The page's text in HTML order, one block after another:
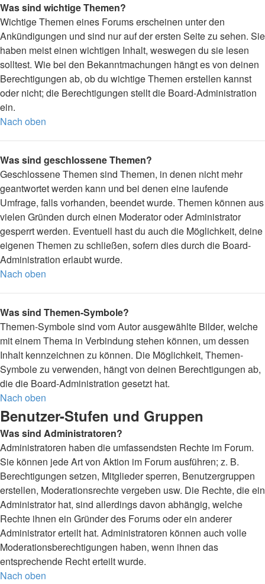
Was sind wichtige Themen?
Wichtige Themen eines Forums erscheinen unter den
Ankündigungen und sind nur auf der ersten Seite zu sehen. Sie
haben meist einen wichtigen Inhalt, weswegen du sie lesen
solltest. Wie bei den Bekanntmachungen hängt es von deinen
Berechtigungen ab, ob du wichtige Themen erstellen kannst
oder nicht; die Berechtigungen stellt die Board-Administration
ein.
Nach oben
Was sind geschlossene Themen?
Geschlossene Themen sind Themen, in denen nicht mehr
geantwortet werden kann und bei denen eine laufende
Umfrage, falls vorhanden, beendet wurde. Themen können aus
vielen Gründen durch einen Moderator oder Administrator
gesperrt werden. Eventuell hast du auch die Möglichkeit, deine
eigenen Themen zu schließen, sofern dies durch die Board-
Administration erlaubt wurde.
Nach oben
Was sind Themen-Symbole?
Themen-Symbole sind vom Autor ausgewählte Bilder, welche
mit einem Thema in Verbindung stehen können, um dessen
Inhalt kennzeichnen zu können. Die Möglichkeit, Themen-
Symbole zu verwenden, hängt von deinen Berechtigungen ab,
die die Board-Administration gesetzt hat.
Nach oben
Benutzer-Stufen und Gruppen
Was sind Administratoren?
Administratoren haben die umfassendsten Rechte im Forum.
Sie können jede Art von Aktion im Forum ausführen; z. B.
Berechtigungen setzen, Mitglieder sperren, Benutzergruppen
erstellen, Moderationsrechte vergeben usw. Die Rechte, die ein
Administrator hat, sind allerdings davon abhängig, welche
Rechte ihnen ein Gründer des Forums oder ein anderer
Administrator erteilt hat. Administratoren können auch volle
Moderationsberechtigungen haben, wenn ihnen das
entsprechende Recht erteilt wurde.
Nach oben